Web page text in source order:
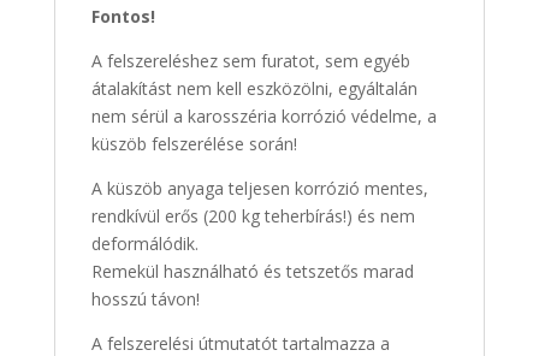
Fontos!
A felszereléshez sem furatot, sem egyéb
átalakítást nem kell eszközölni, egyáltalán
nem sérül a karosszéria korrózió védelme, a
küszöb felszerélése során!
A küszöb anyaga teljesen korrózió mentes,
rendkívül erős (200 kg teherbírás!) és nem
deformálódik.
Remekül használható és tetszetős marad
hosszú távon!
A felszerelési útmutatót tartalmazza a